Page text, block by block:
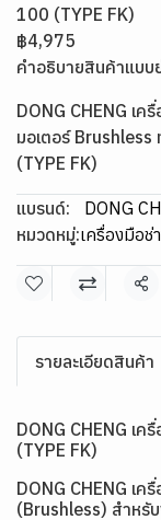
100 (TYPE FK)
฿4,975
คำอธิบายสินค้าแบบ
DONG CHENG เค
มอเตอร์
(TYPE FK)
แบรนด์:
DONG
หมวดหมู่:เครื่องมือช่
แชร์
รายละเอียดสินค้า
DONG CHENG เค
(TYPE FK)
DONG CHENG เค
(Brushless) สำหรับ